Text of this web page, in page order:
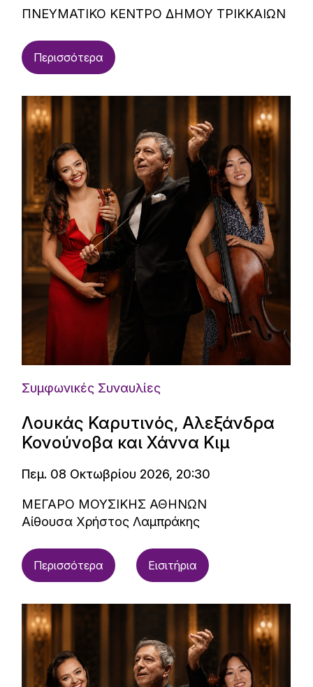
ΠΝΕΥΜΑΤΙΚΟ ΚΕΝΤΡΟ ΔΗΜΟΥ ΤΡΙΚΚΑΙΩΝ
Περισσότερα
Συμφωνικές Συναυλίες
Λουκάς Καρυτινός, Αλεξάνδρα
Κονούνοβα και Χάννα Κιμ
Πεμ. 08 Οκτωβρίου 2026, 20:30
ΜΕΓΑΡΟ ΜΟΥΣΙΚΗΣ ΑΘΗΝΩΝ
Αίθουσα Χρήστος Λαμπράκης
Περισσότερα Εισιτήρια